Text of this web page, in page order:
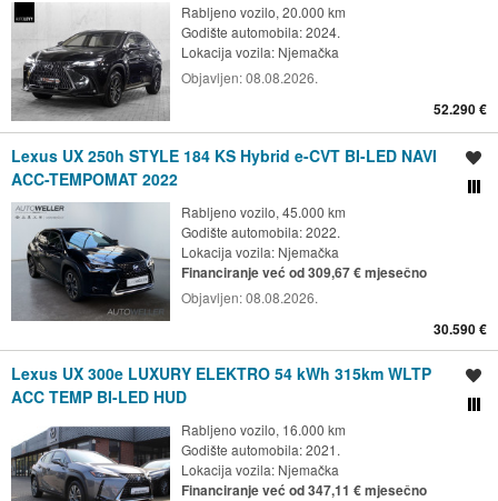
Rabljeno vozilo, 20.000 km
Godište automobila: 2024.
Lokacija vozila: Njemačka
Objavljen:08.08.2026.
52.290 €
Lexus UX 250h STYLE 184 KS Hybrid e-CVT BI-LED NAVI
ACC-TEMPOMAT 2022
Rabljeno vozilo, 45.000 km
Godište automobila: 2022.
Lokacija vozila: Njemačka
Financiranje već od 309,67 € mjesečno
Objavljen:08.08.2026.
30.590 €
Lexus UX 300e LUXURY ELEKTRO 54 kWh 315km WLTP
ACC TEMP BI-LED HUD
Rabljeno vozilo, 16.000 km
Godište automobila: 2021.
Lokacija vozila: Njemačka
Financiranje već od 347,11 € mjesečno